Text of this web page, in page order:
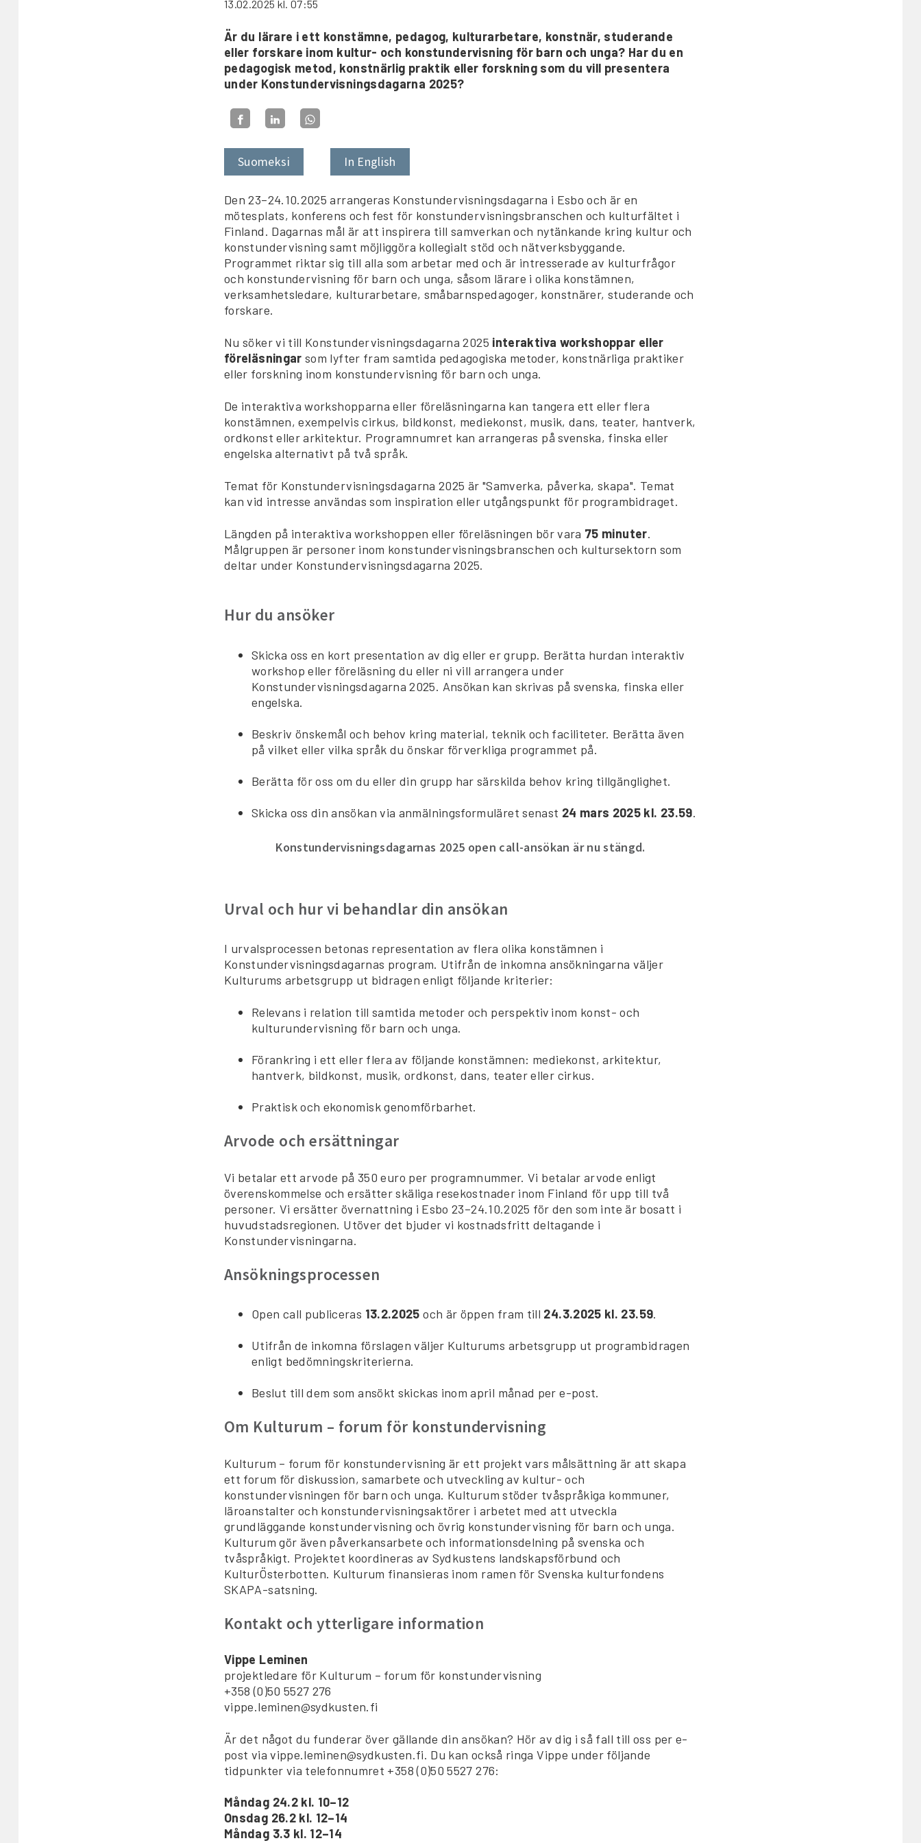
13.02.2025 kl. 07:55
Är du lärare i ett konstämne, pedagog, kulturarbetare, konstnär, studerande
eller forskare inom kultur- och konstundervisning för barn och unga? Har du en
pedagogisk metod, konstnärlig praktik eller forskning som du vill presentera
under Konstundervisningsdagarna 2025?
Suomeksi In English
Den 23–24.10.2025 arrangeras Konstundervisningsdagarna i Esbo och är en
mötesplats, konferens och fest för konstundervisningsbranschen och kulturfältet i
Finland. Dagarnas mål är att inspirera till samverkan och nytänkande kring kultur och
konstundervisning samt möjliggöra kollegialt stöd och nätverksbyggande.
Programmet riktar sig till alla som arbetar med och är intresserade av kulturfrågor
och konstundervisning för barn och unga, såsom lärare i olika konstämnen,
verksamhetsledare, kulturarbetare, småbarnspedagoger, konstnärer, studerande och
forskare.
Nu söker vi till Konstundervisningsdagarna 2025 interaktiva workshoppar eller
föreläsningarsom lyfter fram samtida pedagogiska metoder, konstnärliga praktiker
eller forskning inom konstundervisning för barn och unga.
De interaktiva workshopparna eller föreläsningarna kan tangera ett eller flera
konstämnen, exempelvis cirkus, bildkonst, mediekonst, musik, dans, teater, hantverk,
ordkonst eller arkitektur. Programnumret kan arrangeras på svenska, finska eller
engelska alternativt på två språk.
Temat för Konstundervisningsdagarna 2025 är "Samverka, påverka, skapa". Temat
kan vid intresse användas som inspiration eller utgångspunkt för programbidraget.
Längden på interaktiva workshoppen eller föreläsningen bör vara 75 minuter.
Målgruppen är personer inom konstundervisningsbranschen och kultursektorn som
deltar under Konstundervisningsdagarna 2025.
Hur du ansöker
Skicka oss en kort presentation av dig eller er grupp. Berätta hurdan interaktiv
workshop eller föreläsning du eller ni vill arrangera under
Konstundervisningsdagarna 2025. Ansökan kan skrivas på svenska, finska eller
engelska.
Beskriv önskemål och behov kring material, teknik och faciliteter. Berätta även
på vilket eller vilka språk du önskar förverkliga programmet på.
Berätta för oss om du eller din grupp har särskilda behov kring tillgänglighet.
Skicka oss din ansökan via anmälningsformuläret senast 24 mars 2025 kl. 23.59.
Konstundervisningsdagarnas 2025 open call-ansökan är nu stängd.
Urval och hur vi behandlar din ansökan
I urvalsprocessen betonas representation av flera olika konstämnen i
Konstundervisningsdagarnas program. Utifrån de inkomna ansökningarna väljer
Kulturums arbetsgrupp ut bidragen enligt följande kriterier:
Relevans i relation till samtida metoder och perspektiv inom konst- och
kulturundervisning för barn och unga.
Förankring i ett eller flera av följande konstämnen: mediekonst, arkitektur,
hantverk, bildkonst, musik, ordkonst, dans, teater eller cirkus.
Praktisk och ekonomisk genomförbarhet.
Arvode och ersättningar
Vi betalar ett arvode på 350 euro per programnummer. Vi betalar arvode enligt
överenskommelse och ersätter skäliga resekostnader inom Finland för upp till två
personer. Vi ersätter övernattning i Esbo 23–24.10.2025 för den som inte är bosatt i
huvudstadsregionen. Utöver det bjuder vi kostnadsfritt deltagande i
Konstundervisningarna.
Ansökningsprocessen
Open call publiceras 13.2.2025 och är öppen fram till 24.3.2025 kl. 23.59.
Utifrån de inkomna förslagen väljer Kulturums arbetsgrupp ut programbidragen
enligt bedömningskriterierna.
Beslut till dem som ansökt skickas inom april månad per e-post.
Om Kulturum ­– forum för konstundervisning
Kulturum – forum för konstundervisning är ett projekt vars målsättning är att skapa
ett forum för diskussion, samarbete och utveckling av kultur- och
konstundervisningen för barn och unga. Kulturum stöder tvåspråkiga kommuner,
läroanstalter och konstundervisningsaktörer i arbetet med att utveckla
grundläggande konstundervisning och övrig konstundervisning för barn och unga.
Kulturum gör även påverkansarbete och informationsdelning på svenska och
tvåspråkigt. Projektet koordineras av Sydkustens landskapsförbund och
KulturÖsterbotten. Kulturum finansieras inom ramen för Svenska kulturfondens
SKAPA-satsning.
Kontakt och ytterligare information
Vippe Leminen
projektledare för Kulturum – forum för konstundervisning
+358 (0)50 5527 276
vippe.leminen@sydkusten.fi
Är det något du funderar över gällande din ansökan? Hör av dig i så fall till oss per e-
post via vippe.leminen@sydkusten.fi. Du kan också ringa Vippe under följande
tidpunkter via telefonnumret +358 (0)50 5527 276:
Måndag 24.2 kl. 10–12
Onsdag 26.2 kl. 12–14
Måndag 3.3 kl. 12–14